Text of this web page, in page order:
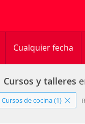
Cualquier fecha
Cursos y talleres
Cursos de cocina (1)